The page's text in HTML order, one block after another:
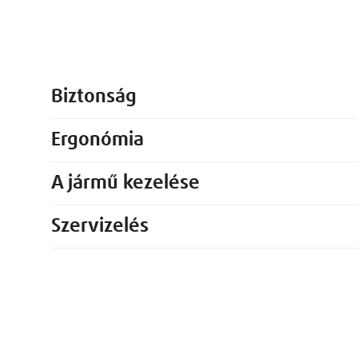
Biztonság
Ergonómia
A jármű kezelése
Szervizelés